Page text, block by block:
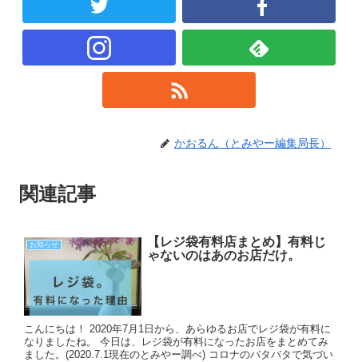
かおるん（とみやー編集局長）
関連記事
お知らせ
【レジ袋有料店まとめ】有料じ
ゃないのはあのお店だけ。
こんにちは！ 2020年7月1日から、あらゆるお店でレジ袋が有料に
なりましたね。 今日は、レジ袋が有料になったお店をまとめてみ
ました。(2020.7.1現在のとみやー調べ) コロナのバタバタで気づい